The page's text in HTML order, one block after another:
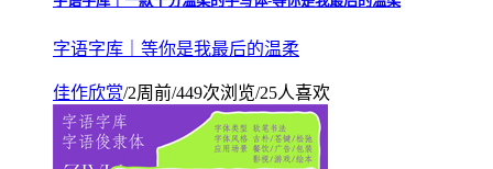
字语字库｜等你是我最后的温柔
佳作欣赏/2周前/449次浏览/25人喜欢